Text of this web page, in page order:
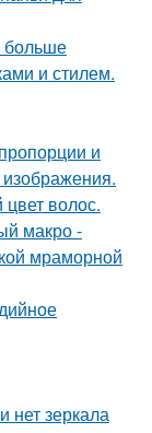
больше
и стилем.
и
волос.
макро -
мраморной
нет зеркала